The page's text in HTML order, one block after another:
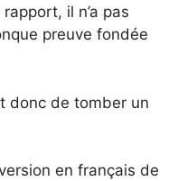
il n’a pas
preuve fondée
donc de tomber un
en français de